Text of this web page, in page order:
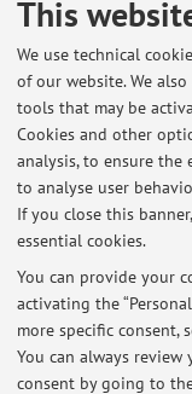
This
We use technical
of our website. We
tools that may be
Cookies and other
analysis, to ensure the
to analyse user
If you close this
essential cookies.
You can provide your
activating the
more specific consent,
You can always
consent by going to
Per gli studenti del
della devianza- anno
Published on: May 01 2025
Per gli studenti del
pedagogico
Published on: May 22 2020
Appello Pedagogia
Published on: April 27